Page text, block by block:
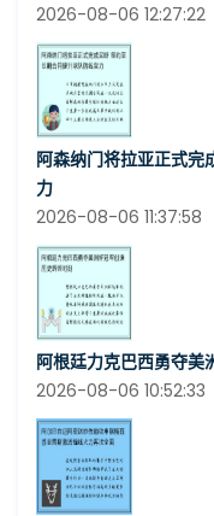
2026-08-06 12:27:22
阿森纳门将拉亚正式完
力
2026-08-06 11:37:58
阿根廷力克巴西勇夺美
2026-08-06 10:52:33